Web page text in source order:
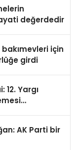
değerdedir
için
girdi
12. Yargı
AK Parti bir